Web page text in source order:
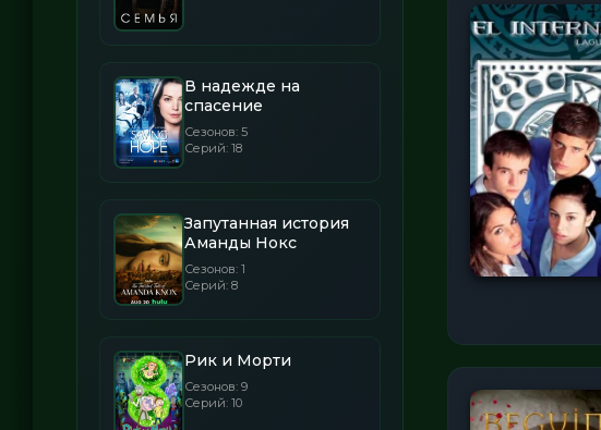
В надежде на
спасение
Сезонов: 5
Серий: 18
Запутанная история
Аманды Нокс
Сезонов: 1
Серий: 8
Рик и Морти
Сезонов: 9
Серий: 10